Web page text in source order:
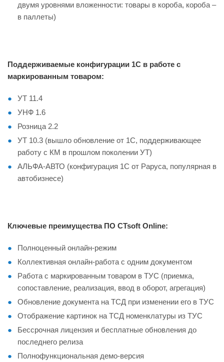
двумя уровнями вложенности: товары в короба, короба –
в паллеты)
Поддерживаемые конфигурации 1С в работе с
маркированным товаром:
УТ 11.4
УНФ 1.6
Розница 2.2
УТ 10.3 (вышло обновление от 1С, поддерживающее
работу с КМ в прошлом поколении УТ)
АЛЬФА-АВТО (конфигурация 1С от Раруса, популярная в
автобизнесе)
Ключевые преимущества ПО CTsoft Online:
Полноценный онлайн-режим
Коллективная онлайн-работа с одним документом
Работа с маркированным товаром в ТУС (приемка,
сопоставление, реализация, ввод в оборот, агрегация)
Обновление документа на ТСД при изменении его в ТУС
Отображение картинок на ТСД номенклатуры из ТУС
Бессрочная лицензия и бесплатные обновления до
последнего релиза
Полнофункциональная демо-версия